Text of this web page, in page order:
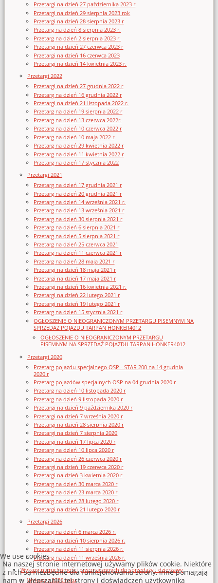
Przetargi na dzień 27 października 2023 r
Przetargi na dzień 29 sierpnia 2023 rok
Przetargi na dzień 28 sierpnia 2023 r
Przetarg na dzień 8 sierpnia 2023 r.
Przetarg na dzień 2 sierpnia 2023 r.
Przetargi na dzień 27 czerwca 2023 r
Przetargi na dzień 16 czerwca 2023
Przetargi na dzień 14 kwietnia 2023 r.
Przetargi 2022
Przetargi na dzień 27 grudnia 2022 r
Przetarg na dzień 16 grudnia 2022 r
Przetargi na dzień 21 listopada 2022 r.
Przetarg na dzień 19 sierpnia 2022 r
Przetarg na dzień 13 czerwca 2022r.
Przetarg na dzień 10 czerwca 2022 r
Przetarg na dzień 10 maja 2022 r
Przetarg na dzień 29 kwietnia 2022 r
Przetarg na dzień 11 kwietnia 2022 r
Przetarg na dzień 17 stycznia 2022
Przetargi 2021
Przetarg na dzień 17 grudnia 2021 r
Przetarg na dzień 20 grudnia 2021 r
Przetarg na dzień 14 września 2021 r.
Przetarg na dzień 13 września 2021 r
Przetarg na dzień 30 sierpnia 2021 r
Przetarg na dzień 6 sierpnia 2021 r
Przetarg na dzień 5 sierpnia 2021 r
Przetarg na dzień 25 czerwca 2021
Przetarg na dzień 11 czerwca 2021 r
Przetarg na dzień 28 maja 2021 r
Przetargi na dzień 18 maja 2021 r
Przetargi na dzień 17 maja 2021 r
Przetargi na dzień 16 kwietnia 2021 r.
Przetargi na dzień 22 lutego 2021 r
Przetargi na dzień 19 lutego 2021 r
Przetarg na dzień 15 stycznia 2021 r
OGŁOSZENIE O NIEOGRANICZONYM PRZETARGU PISEMNYM NA
SPRZEDAŻ POJAZDU TARPAN HONKER4012
OGŁOSZENIE O NIEOGRANICZONYM PRZETARGU
PISEMNYM NA SPRZEDAŻ POJAZDU TARPAN HONKER4012
Przetargi 2020
Przetarg pojazdu specjalnego OSP - STAR 200 na 14 grudnia
2020 r
Przetarg pojazdów specjalnych OSP na 04 grudnia 2020 r
Przetarg na dzień 10 listopada 2020 r
Przetarg na dzień 9 listopada 2020 r
Przetargi na dzień 9 października 2020 r
Przetargi na dzień 7 września 2020 r
Przetargi na dzień 28 sierpnia 2020 r
Przetargi na dzień 7 sierpnia 2020
Przetargi na dzień 17 lipca 2020 r
Przetarg na dzień 10 lipca 2020 r
Przetarg na dzień 26 czerwca 2020 r
Przetargi na dzień 19 czerwca 2020 r
Przetargi na dzień 3 kwietnia 2020 r
Przetarg na dzień 30 marca 2020 r
Przetarg na dzień 23 marca 2020 r
Przetarg na dzień 28 lutego 2020 r
Przetargi na dzień 21 lutego 2020 r
Przetargi 2026
Przetarg na dzień 6 marca 2026 r.
Przetargi na dzień 10 sierpnia 2026 r.
Przetarg na dzień 11 sierpnia 2026 r.
Przetarg na dzień 11 września 2026 r.
Wykazy nieruchomości przeznaczonych do sprzedaży i dzierżawy
Wykazy z 2026 roku
We use cookies
Na naszej stronie internetowej używamy plików cookie. Niektóre
z nich są niezbędne dla funkcjonowania strony, inne pomagają
nam w ulepszaniu tej strony i doświadczeń użytkownika